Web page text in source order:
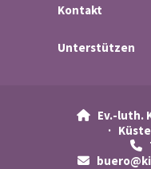
Kontakt
Unterstützen

Ev.-luth.
·

